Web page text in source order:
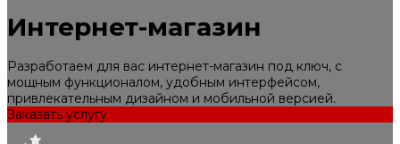
Интернет-магазин
Разработаем для вас интернет-магазин под ключ, с
мощным функционалом, удобным интерфейсом,
привлекательным дизайном и мобильной версией.
Заказать услугу